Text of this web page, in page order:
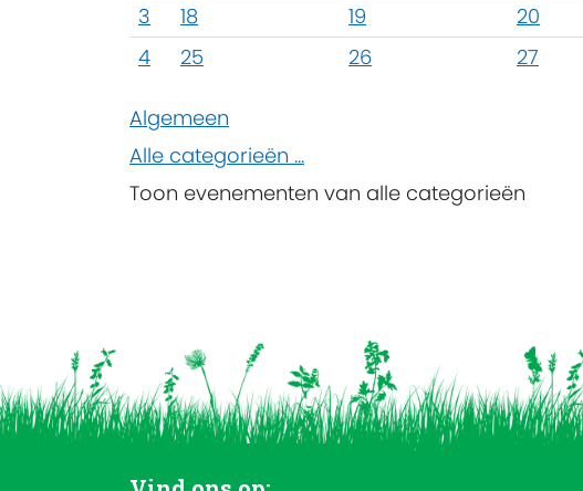
3
18 19 20
4
25 26 27
Algemeen
Alle categorieën ...
Toon evenementen van alle categorieën